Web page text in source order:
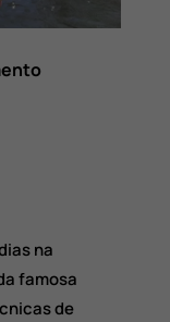
na
famosa
de